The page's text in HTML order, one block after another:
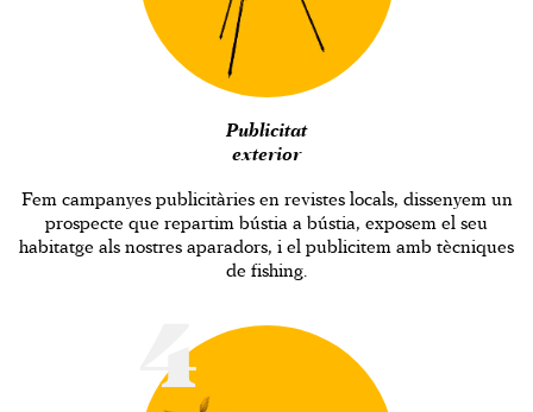
Publicitat
exterior
Fem campanyes publicitàries en revistes locals, dissenyem un
prospecte que repartim bústia a bústia, exposem el seu
habitatge als nostres aparadors, i el publicitem amb tècniques
de fishing.
4